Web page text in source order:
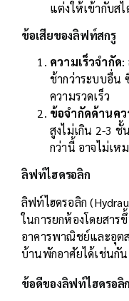
แต่งให้เข้ากับส
ข้อเสียของลิฟท์สกรู
ความเร็วจำกัด:
ช้ากว่าระบบอื่น
ความรวดเร็ว
ข้อจำกัดด้านค
สูงไม่เกิน 2-3 ชั้
กว่านี้ อาจไม่เห
ลิฟท์ไฮดรอลิก
ลิฟท์ไฮดรอลิก
ในการยกห้องโดยสา
อาคารพาณิชย์และอุต
บ้านพักอาศัยได้เช่นกัน
ข้อดีของลิฟท์ไฮดรอลิก